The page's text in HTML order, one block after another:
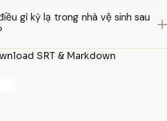
gì kỳ lạ trong nhà vệ sinh sau
SRT & Markdown